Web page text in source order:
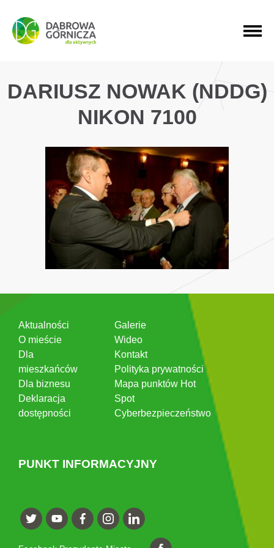
PRZEJDŹ DO MENU GŁÓWNEGO
PRZEJDŹ DO WYSZUKIWARKI
PRZEJDŹ DO TREŚCI
DARIUSZ NOWAK (NDDG)
NIKON 7100
Aktualności
O mieście
Dla
mieszkańców
Dla biznesu
Deklaracja
dostępności
Galerie
Wideo
Kontakt
Polityka prywatności
Mapa punktów Hot
Spot
Cyberbezpieczeństwo
PUNKT INFORMACYJNY